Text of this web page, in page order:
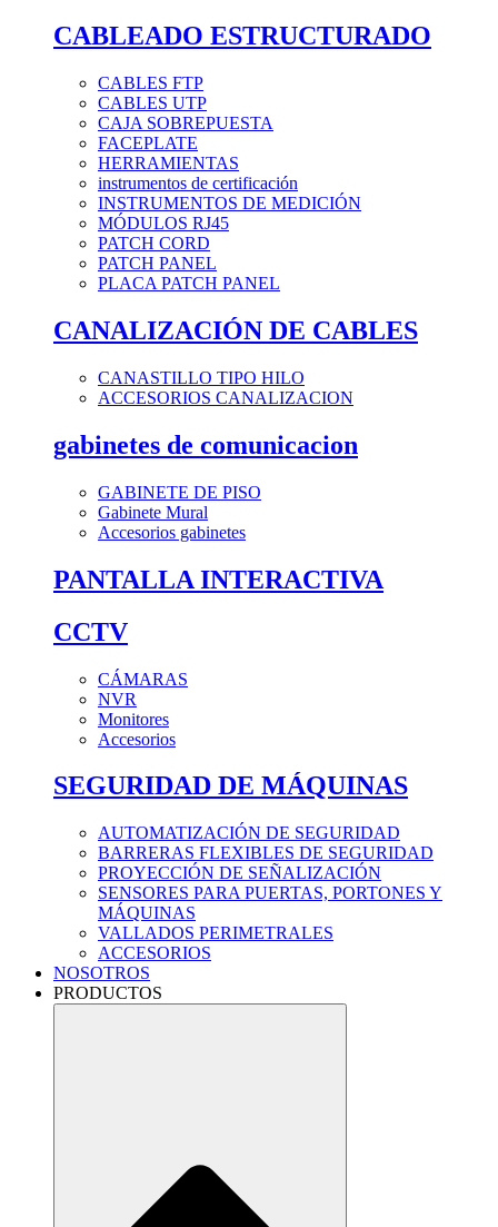
CABLEADO ESTRUCTURADO
CABLES FTP
CABLES UTP
CAJA SOBREPUESTA
FACEPLATE
HERRAMIENTAS
instrumentos de certificación
INSTRUMENTOS DE MEDICIÓN
MÓDULOS RJ45
PATCH CORD
PATCH PANEL
PLACA PATCH PANEL
CANALIZACIÓN DE CABLES
CANASTILLO TIPO HILO
ACCESORIOS CANALIZACION
gabinetes de comunicacion
GABINETE DE PISO
Gabinete Mural
Accesorios gabinetes
PANTALLA INTERACTIVA
CCTV
CÁMARAS
NVR
Monitores
Accesorios
SEGURIDAD DE MÁQUINAS
AUTOMATIZACIÓN DE SEGURIDAD
BARRERAS FLEXIBLES DE SEGURIDAD
PROYECCIÓN DE SEÑALIZACIÓN
SENSORES PARA PUERTAS, PORTONES Y
MÁQUINAS
VALLADOS PERIMETRALES
ACCESORIOS
NOSOTROS
PRODUCTOS